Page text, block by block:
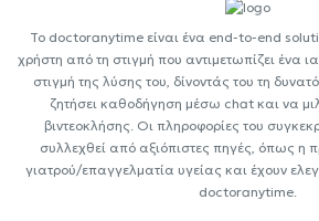
Το doctoranytime είναι ένα end-to-end
χρήστη από τη στιγμή που αντιμετωπίζει ένα
στιγμή της λύσης του, δίνοντάς του τη
ζητήσει καθοδήγηση μέσω chat και να
βιντεοκλήσης. Οι πληροφορίες του
συλλεχθεί από αξιόπιστες πηγές, όπως η
γιατρού/επαγγελματία υγείας και έχουν
doctoranytime.